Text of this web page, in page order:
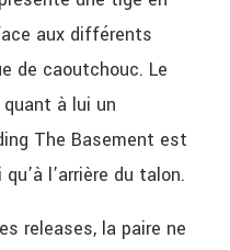
aux différents
de caoutchouc. Le
à lui un
The Basement est
l’arrière du talon.
releases, la paire ne